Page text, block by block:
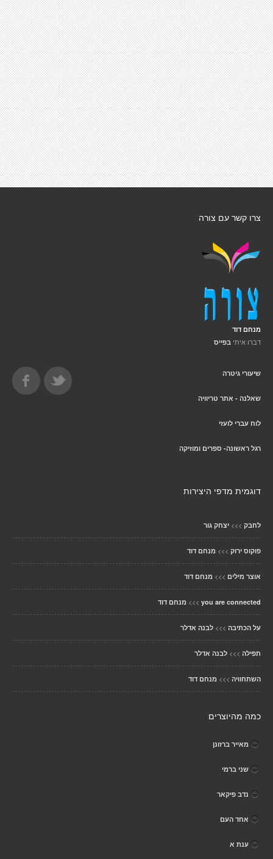
צרו קשר עם צורה
מנחם דוד
דברו איתי בפייס
שיעורי גיטרה
שאלנה - אתר טריוויה
לוח עברי לועזי
רגל ראשונה- ספרים ומוזיקה
דוגמית מדפי היצירות
לחבק >>> יצחק גור
פוקוס ירוק >>> מנחם דוד
אוצר מילים >>> מנחם דוד
you are connected
>>> מנחם דוד
על הכתיבה >>> לבנה אדלר
תפילה >>> לבנה אדלר
השתחוויה >>> מנחם דוד
כמה מהיוצרים
מאייר ברזונן
שני ברמי
נדב פיקאר
אחד העם
ענת א